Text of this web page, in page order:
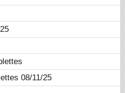
08/11/25